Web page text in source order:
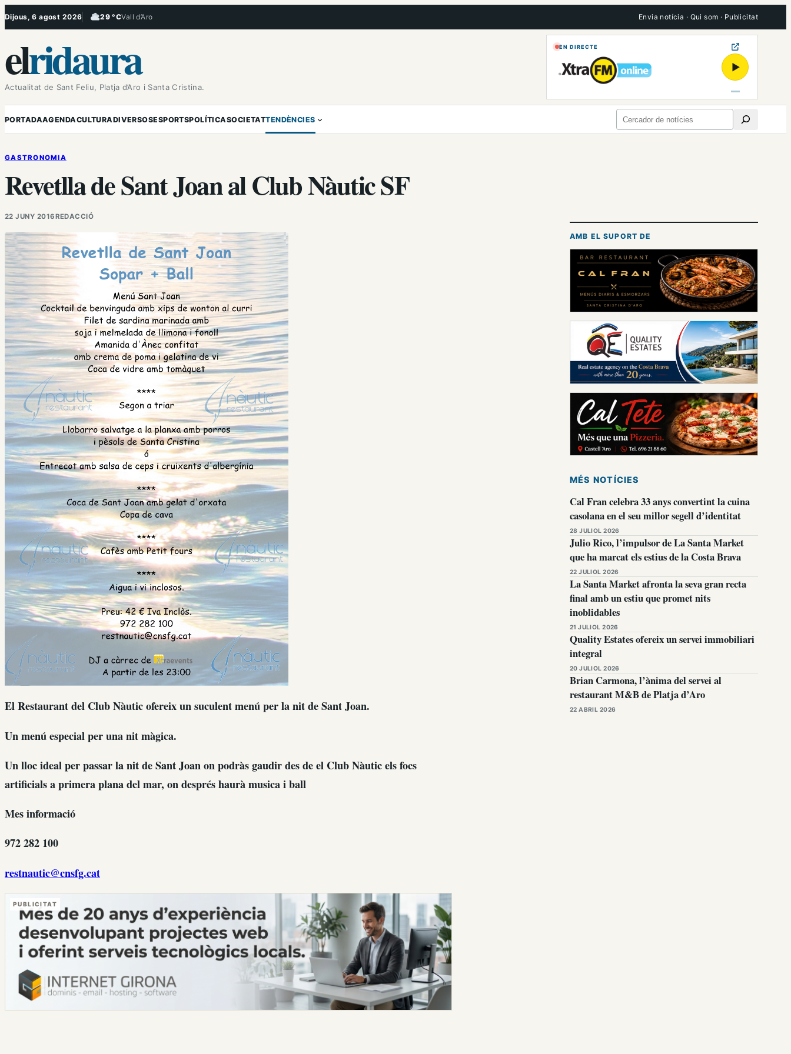
Vés
Dijous, 6 agost 2026 29 °CVall d’Aro
, Ennuvolat Envia notícia · Qui som · Publicitat
elridaura
Actualitat de Sant Feliu, Platja d’Aro i Santa Cristina.
EN DIRECTE
▶
PORTADAAGENDACULTURADIVERSOSESPORTSPOLÍTICASOCIETATTENDÈNCIES Cerca
GASTRONOMIA
Revetlla de Sant Joan al Club Nàutic SF
22 JUNY 2016REDACCIÓ
El Restaurant del Club Nàutic ofereix un suculent menú per la nit de Sant Joan.
Un menú especial per una nit màgica.
Un lloc ideal per passar la nit de Sant Joan on podràs gaudir des de el Club Nàutic els focs
artificials a primera plana del mar, on després haurà musica i ball
Mes informació
972 282 100
restnautic@cnsfg.cat
PUBLICITAT
AMB EL SUPORT DE
MÉS NOTÍCIES
Cal Fran celebra 33 anys convertint la cuina
casolana en el seu millor segell d’identitat
28 JULIOL 2026
Julio Rico, l’impulsor de La Santa Market
que ha marcat els estius de la Costa Brava
22 JULIOL 2026
La Santa Market afronta la seva gran recta
final amb un estiu que promet nits
inoblidables
21 JULIOL 2026
Quality Estates ofereix un servei immobiliari
integral
20 JULIOL 2026
Brian Carmona, l’ànima del servei al
restaurant M&B de Platja d’Aro
22 ABRIL 2026